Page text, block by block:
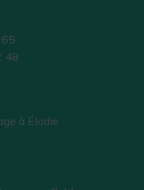
48
à Élodie